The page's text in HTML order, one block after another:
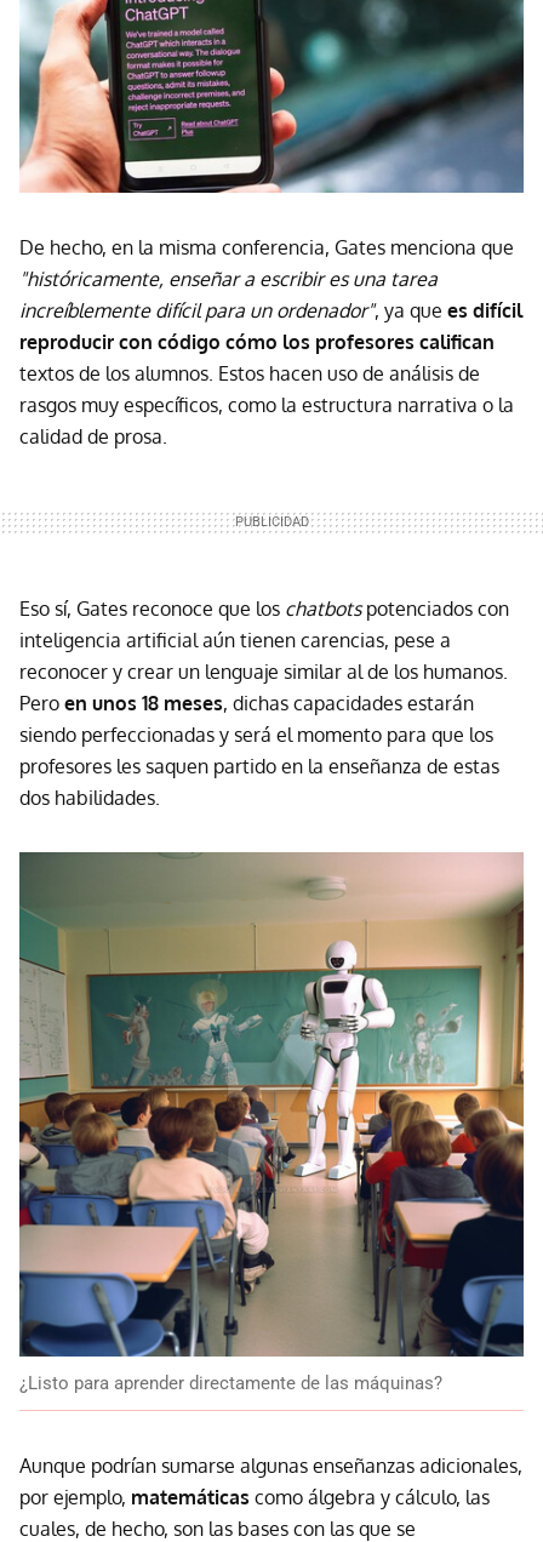
De hecho, en la misma conferencia, Gates menciona que
"históricamente, enseñar a escribir es una tarea
increíblemente difícil para un ordenador", ya que es difícil
reproducir con código cómo los profesores califican
textos de los alumnos. Estos hacen uso de análisis de
rasgos muy específicos, como la estructura narrativa o la
calidad de prosa.
Eso sí, Gates reconoce que los chatbotspotenciados con
inteligencia artificial aún tienen carencias, pese a
reconocer y crear un lenguaje similar al de los humanos.
Pero en unos 18 meses, dichas capacidades estarán
siendo perfeccionadas y será el momento para que los
profesores les saquen partido en la enseñanza de estas
dos habilidades.
¿Listo para aprender directamente de las máquinas?
Aunque podrían sumarse algunas enseñanzas adicionales,
por ejemplo, matemáticas como álgebra y cálculo, las
cuales, de hecho, son las bases con las que se